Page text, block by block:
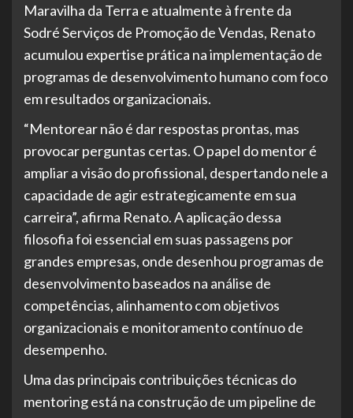
Maravilha da Terra e atualmente à frente da
Sodré Serviços de Promoção de Vendas, Renato
acumulou expertise prática na implementação de
programas de desenvolvimento humano com foco
em resultados organizacionais.
“Mentorear não é dar respostas prontas, mas
provocar perguntas certas. O papel do mentor é
ampliar a visão do profissional, despertando nele a
capacidade de agir estrategicamente em sua
carreira”, afirma Renato. A aplicação dessa
filosofia foi essencial em suas passagens por
grandes empresas, onde desenhou programas de
desenvolvimento baseados na análise de
competências, alinhamento com objetivos
organizacionais e monitoramento contínuo de
desempenho.
Uma das principais contribuições técnicas do
mentoring está na construção de um pipeline de